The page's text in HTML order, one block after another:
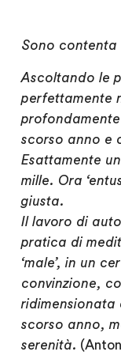
Sono contenta
Ascoltando le
perfettamente
scorso anno e
Esattamente
mille. Ora
giusta.
Il lavoro di
pratica di
‘male’, in un
convinzione,
ridimensionata
scorso anno,
serenità.